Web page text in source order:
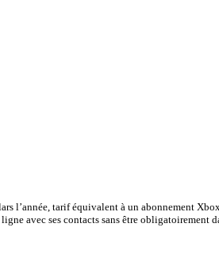
l’année, tarif équivalent à un abonnement
avec ses contacts sans être obligatoirement